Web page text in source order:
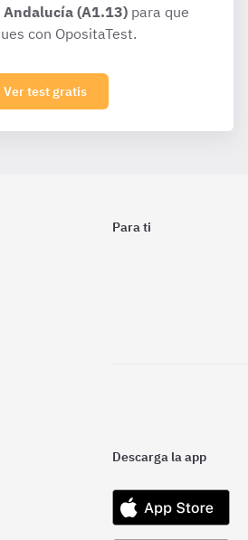
(A1.13)para que
con OpositaTest.
Ver test gratis
Para ti
Descarga la app